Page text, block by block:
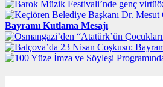
Bayramı Kutlama Mesajı